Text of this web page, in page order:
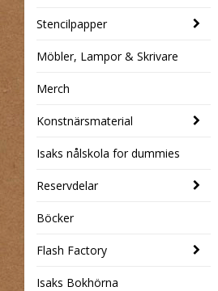
Stencilpapper
Möbler, Lampor & Skrivare
Merch
Konstnärsmaterial
Isaks nålskola for dummies
Reservdelar
Böcker
Flash Factory
Isaks Bokhörna